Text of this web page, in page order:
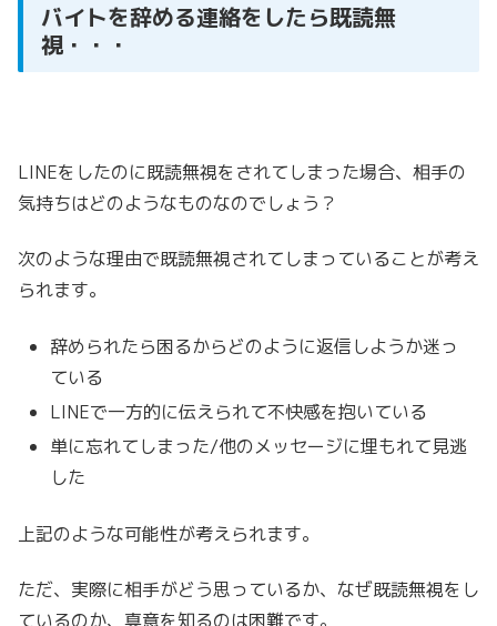
バイトを辞める連絡をしたら既読無
視・・・
LINEをしたのに既読無視をされてしまった場合、相手の
気持ちはどのようなものなのでしょう？
次のような理由で既読無視されてしまっていることが考え
られます。
辞められたら困るからどのように返信しようか迷っ
ている
LINEで一方的に伝えられて不快感を抱いている
単に忘れてしまった/他のメッセージに埋もれて見逃
した
上記のような可能性が考えられます。
ただ、実際に相手がどう思っているか、なぜ既読無視をし
ているのか、真意を知るのは困難です。